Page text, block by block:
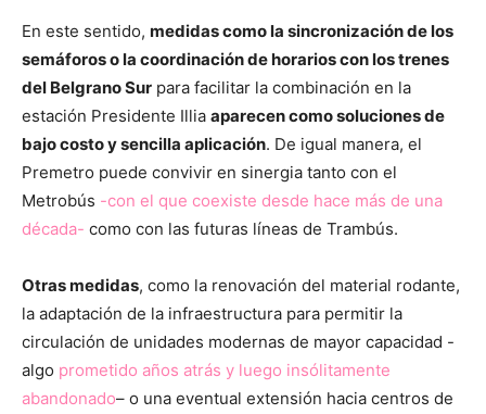
En este sentido, medidas como la sincronización de los
semáforos o la coordinación de horarios con los trenes
del Belgrano Sur para facilitar la combinación en la
estación Presidente Illia aparecen como soluciones de
bajo costo y sencilla aplicación. De igual manera, el
Premetro puede convivir en sinergia tanto con el
Metrobús -con el que coexiste desde hace más de una
década- como con las futuras líneas de Trambús.
Otras medidas, como la renovación del material rodante,
la adaptación de la infraestructura para permitir la
circulación de unidades modernas de mayor capacidad -
algo prometido años atrás y luego insólitamente
abandonado– o una eventual extensión hacia centros de